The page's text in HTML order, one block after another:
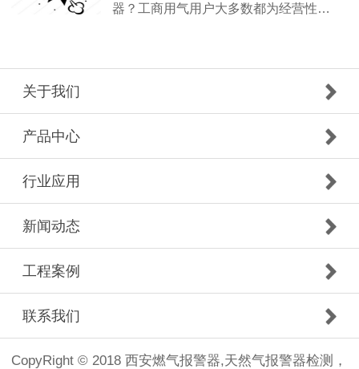
器？工商用气用户大多数都为经营性…
关于我们
产品中心
行业应用
新闻动态
工程案例
联系我们
CopyRight © 2018 西安燃气报警器,天然气报警器检测，